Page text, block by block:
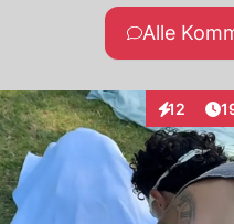
Alle
12